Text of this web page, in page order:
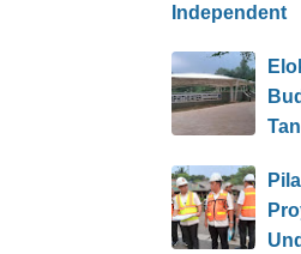
Independent